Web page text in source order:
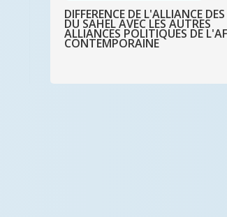
DIFFERENCE DE L'ALLIANCE
DU SAHEL AVEC LES AUTRES
ALLIANCES POLITIQUES DE
CONTEMPORAINE